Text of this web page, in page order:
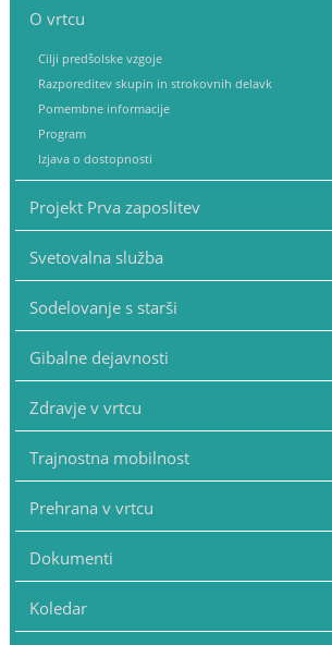
O vrtcu
Cilji predšolske vzgoje
Razporeditev skupin in strokovnih delavk
Pomembne informacije
Program
Izjava o dostopnosti
Projekt Prva zaposlitev
Svetovalna služba
Sodelovanje s starši
Gibalne dejavnosti
Zdravje v vrtcu
Trajnostna mobilnost
Prehrana v vrtcu
Dokumenti
Koledar